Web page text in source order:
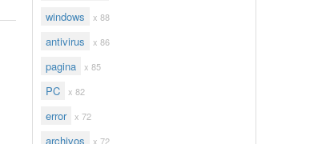
windows x 88
antivirus x 86
pagina x 85
PC x 82
error x 72
archivos x 72